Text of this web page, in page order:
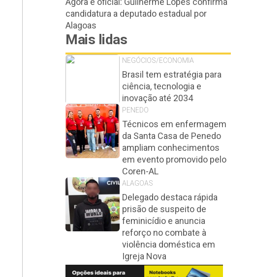
candidatura a deputado estadual por
Alagoas
Mais lidas
NEGÓCIOS/ECONOMIA
Brasil tem estratégia para
ciência, tecnologia e
inovação até 2034
PENEDO
Técnicos em enfermagem
da Santa Casa de Penedo
ampliam conhecimentos
em evento promovido pelo
Coren-AL
ALAGOAS
Delegado destaca rápida
prisão de suspeito de
feminicídio e anuncia
reforço no combate à
violência doméstica em
Igreja Nova